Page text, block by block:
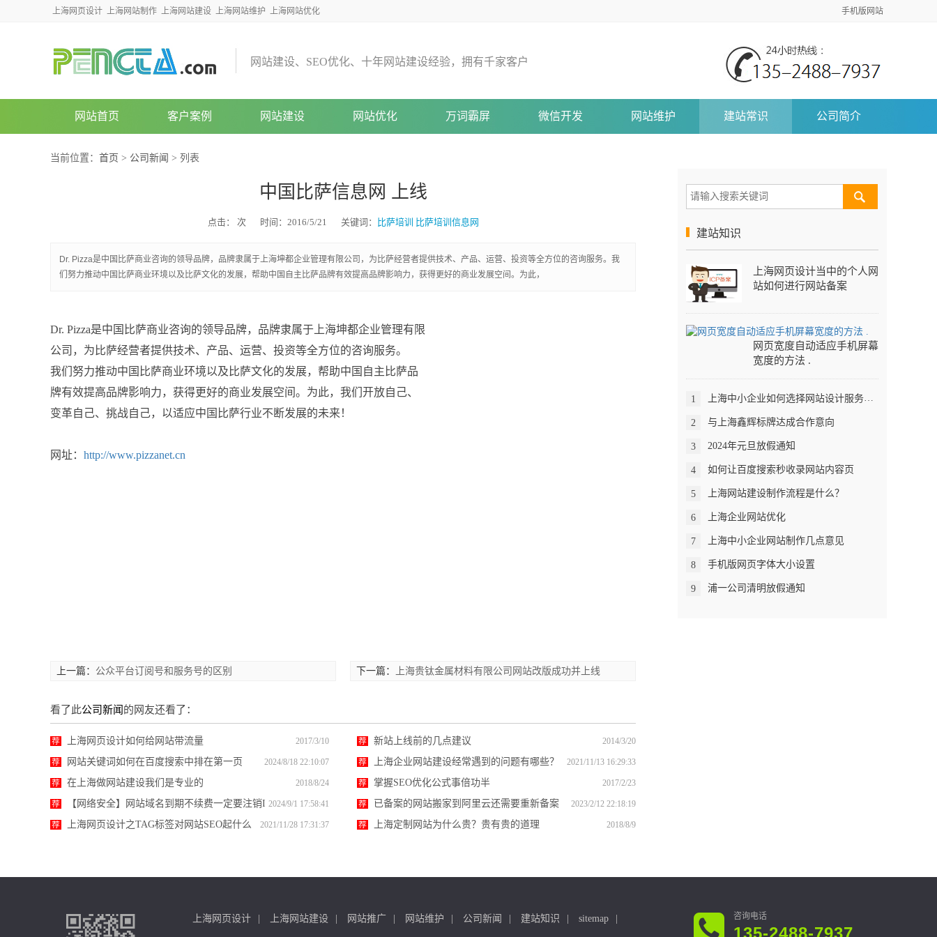
上海网页设计 上海网站制作 上海网站建设 上海网站维护 上海网站优化 手机版网站
网 站建设、 SEO优化、 十年网 站建设经验， 拥有千家客户
网站首页 客户案例 网站建设 网站优化 万词霸屏 微信开发 网站维护 建站常识 公司简介
当前位置： 首页 > 公司新闻 > 列表
中国比萨信息网 上线
点击： 次 时间：2016/5/21 关键词： 比萨培训 比萨培训信息网
Dr. Pizza是中国比萨商业咨询的领导品牌，品牌隶属于上海坤都企业管理有限公司，为比萨经营者提供技术、产品、运营、投资等全方位的咨询服务。我
们努力推动中国比萨商业环境以及比萨文化的发展，帮助中国自主比萨品牌有效提高品牌影响力，获得更好的商业发展空间。为此，
Dr. Pizza是中国比萨商业咨询的领导品牌，品牌隶属于上海坤都企业管理有限
公司，为比萨经营者提供技术、产品、运营、投资等全方位的咨询服务。
我们努力推动中国比萨商业环境以及比萨文化的发展，帮助中国自主比萨品
牌有效提高品牌影响力，获得更好的商业发展空间。为此，我们开放自己、
变革自己、挑战自己，以适应中国比萨行业不断发展的未来！
网址： http://www.pizzanet.cn
上一篇： 公众平台订阅号和服务号的区别 下一篇： 上海贵钛金属材料有限公司网站改版成功并上线
看了此公司新闻 的网友还看了：
荐 2017/3/10
上海网页设计如何给网站带流量 荐 2014/3/20
新站上线前的几点建议
荐 2024/8/18 22:10:07
网站关键词如何在百度搜索中排在第一页 荐 2021/11/13 16:29:33
上海企业网站建设经常遇到的问题有哪些？
荐 2018/8/24
在上海做网站建设我们是专业的 荐 2017/2/23
掌握SEO优化公式事倍功半
荐 2024/9/1 17:58:41
【网络安全】网站域名到期不续费一定要注销I
CP备案
荐 2023/2/12 22:18:19
已备案的网站搬家到阿里云还需要重新备案
吗？
荐 2021/11/28 17:31:37
上海网页设计之TAG标签对网站SEO起什么
荐 2018/8/9
上海定制网站为什么贵？贵有贵的道理
建站知识
上海网页设计当中的个人网
站如何进行网站备案
网页宽度自动适应手机屏幕
宽度的方法 .
1 上海中小企业如何选择网站设计服务公司
2 与上海鑫辉标牌达成合作意向
3 2024年元旦放假通知
4 如何让百度搜索秒收录网站内容页
5 上海网站建设制作流程是什么？
6 上海企业网站优化
7 上海中小企业网站制作几点意见
8 手机版网页字体大小设置
9 浦一公司清明放假通知
上海网页设计 上海网站建设 网站推广 网站维护 公司新闻 建站知识 sitemap
135-2488-7937